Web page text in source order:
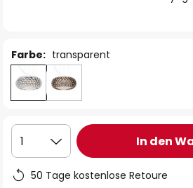
Farbe: transparent
1 In den
50 Tage kostenlose Retoure